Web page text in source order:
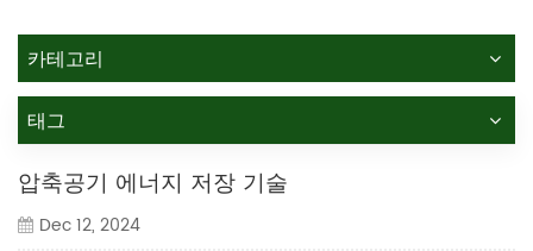
카테고리
태그
압축공기 에너지 저장 기술
Dec 12, 2024